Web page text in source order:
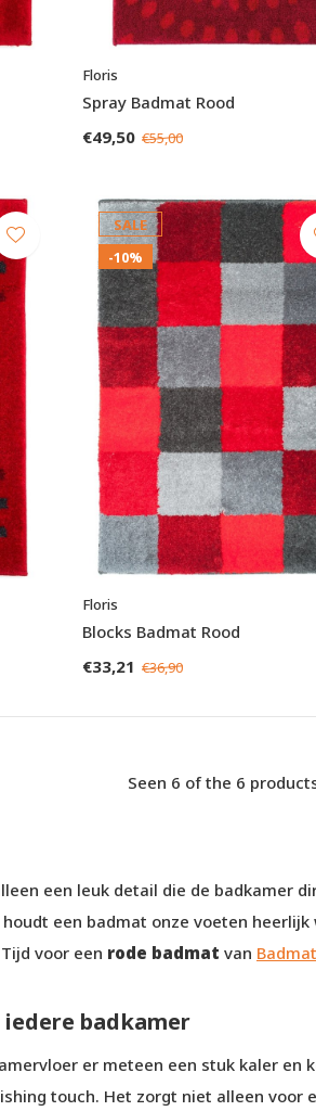
Floris
Spray Badmat Rood
€49,50 €55,00
SALE
-10%
Floris
Blocks Badmat Rood
€33,21 €36,90
Seen 6 of the 6
een leuk detail die de badkamer
een badmat onze voeten
voor een rode badmat van
badkamer
er meteen een stuk kaler en
touch. Het zorgt niet alleen voor